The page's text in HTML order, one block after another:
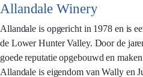
Allandale Winery
Allandale is opgericht in 1978 en is
de Lower Hunter Valley. Door de
goede reputatie opgebouwd en
Allandale is eigendom van Wally en